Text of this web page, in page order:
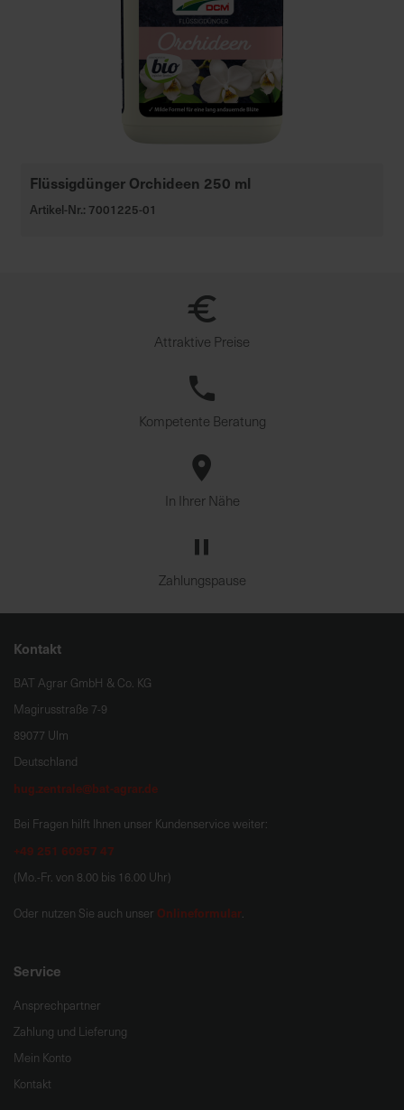
Flüssigdünger Orchideen 250 ml
Artikel-Nr.: 7001225-01
Attraktive Preise
Kompetente Beratung
In Ihrer Nähe
Zahlungspause
Kontakt
BAT Agrar GmbH & Co. KG
Magirusstraße 7-9
89077 Ulm
Deutschland
hug.zentrale@bat-agrar.de
Bei Fragen hilft Ihnen unser Kundenservice weiter:
+49 251 60957 47
(Mo.-Fr. von 8.00 bis 16.00 Uhr)
Oder nutzen Sie auch unser Onlineformular.
Service
Ansprechpartner
Zahlung und Lieferung
Mein Konto
Kontakt